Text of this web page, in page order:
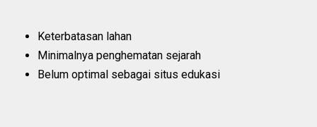
Keterbatasan lahan
Minimalnya penghematan sejarah
Belum optimal sebagai situs edukasi